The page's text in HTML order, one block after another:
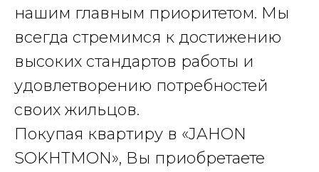
нашим главным приоритетом. Мы
всегда стремимся к достижению
высоких стандартов работы и
удовлетворению потребностей
своих жильцов.
Покупая квартиру в «JAHON
SOKHTMON», Вы приобретаете